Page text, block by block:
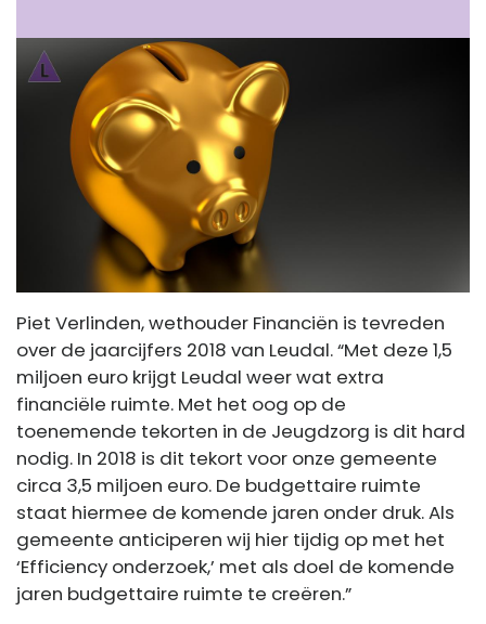
Piet Verlinden, wethouder Financiën is tevreden
over de jaarcijfers 2018 van Leudal. “Met deze 1,5
miljoen euro krijgt Leudal weer wat extra
financiële ruimte. Met het oog op de
toenemende tekorten in de Jeugdzorg is dit hard
nodig. In 2018 is dit tekort voor onze gemeente
circa 3,5 miljoen euro. De budgettaire ruimte
staat hiermee de komende jaren onder druk. Als
gemeente anticiperen wij hier tijdig op met het
‘Efficiency onderzoek,’ met als doel de komende
jaren budgettaire ruimte te creëren.”